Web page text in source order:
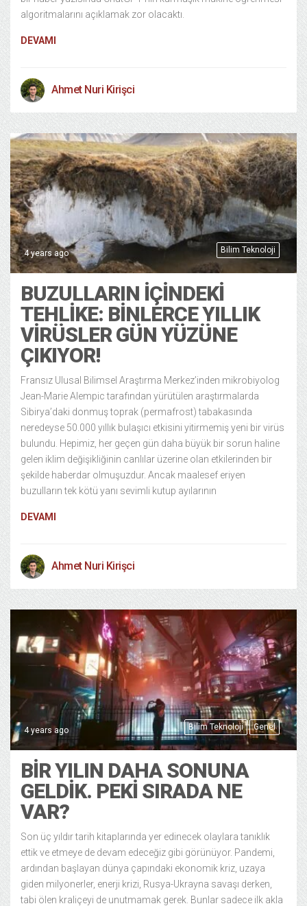
algoritmalarını açıklamak zor olacaktı.
DEVAMI
Ahmet Nuri Kirişci
Bilim Teknoloji
4 years ago
BUZULLARIN İÇINDEKI
TEHLIKE: BINLERCE YILLIK
VIRÜSLER GÜN YÜZÜNE
ÇIKIYOR!
Fransız Ulusal Bilimsel Araştırma Merkez’inden mikrobiyolog
Jean-Marie Alempic tarafından yürütülen araştırmalarda
Sibirya’daki donmuş toprak (permafrost) tabakasında
neredeyse 50.000 yıllık bulaşıcı etkisini yitirmemiş yeni bir virüs
bulundu. Hepimiz, her geçen gün daha büyük bir sorun haline
gelen iklim değişikliğinin canlılar üzerine olan etkilerinden bir
şekilde haberdar olmuşuzdur. Ancak maalesef eriyen
buzulların tek kötü yanı sevimli kutup ayılarının
DEVAMI
Ahmet Nuri Kirişci
Bilim Teknoloji Genel
4 years ago
BIR YILIN DAHA SONUNA
GELDIK. PEKI SIRADA NE
VAR?
Son üç yıldır tarih kitaplarında yer edinecek olaylara tanıklık
ettik ve etmeye de devam edeceğiz gibi görünüyor. Pandemi,
ardından başlayan dünya çapındaki ekonomik kriz, uzaya
giden milyonerler, enerji krizi, Rusya-Ukrayna savaşı derken,
tabi ölen kraliçeyi de unutmamak gerek. Bunlar sadece ilk akla